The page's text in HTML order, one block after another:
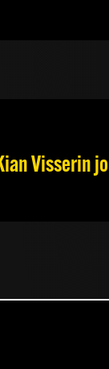
Visserin